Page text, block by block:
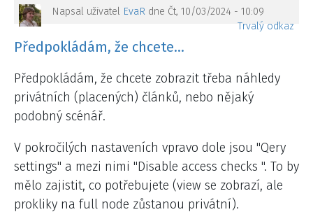
Napsal uživatel EvaRdne Čt, 10/03/2024 - 10:09
Trvalý odkaz
Předpokládám, že chcete…
Předpokládám, že chcete zobrazit třeba náhledy
privátních (placených) článků, nebo nějaký
podobný scénář.
V pokročilých nastaveních vpravo dole jsou "Qery
settings" a mezi nimi "Disable access checks ". To by
mělo zajistit, co potřebujete (view se zobrazí, ale
prokliky na full node zůstanou privátní).